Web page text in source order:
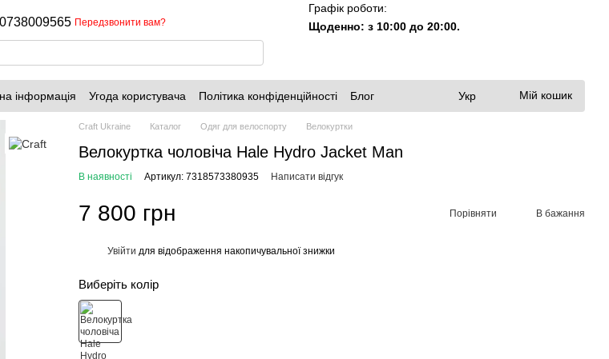
Передзвонити вам?
Графік роботи:
Щоденно: з 10:00 до 20:00.
інформація Угода користувача Політика конфіденційності Блог Укр Мій кошик
Craft Ukraine Каталог Одяг для велоспорту Велокуртки
Велокуртка чоловіча Hale Hydro Jacket Man
В наявності Артикул: 7318573380935 Написати відгук
7 800 грн Порівняти В бажання
Увійти для відображення накопичувальної знижки
Виберіть колір